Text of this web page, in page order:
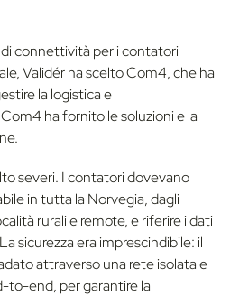
di connettività per i contatori
Validér ha scelto Com4, che ha
la logistica e
ha fornito le soluzioni e la
severi. I contatori dovevano
in tutta la Norvegia, dagli
rurali e remote, e riferire i dati
sicurezza era imprescindibile: il
attraverso una rete isolata e
to-end, per garantire la